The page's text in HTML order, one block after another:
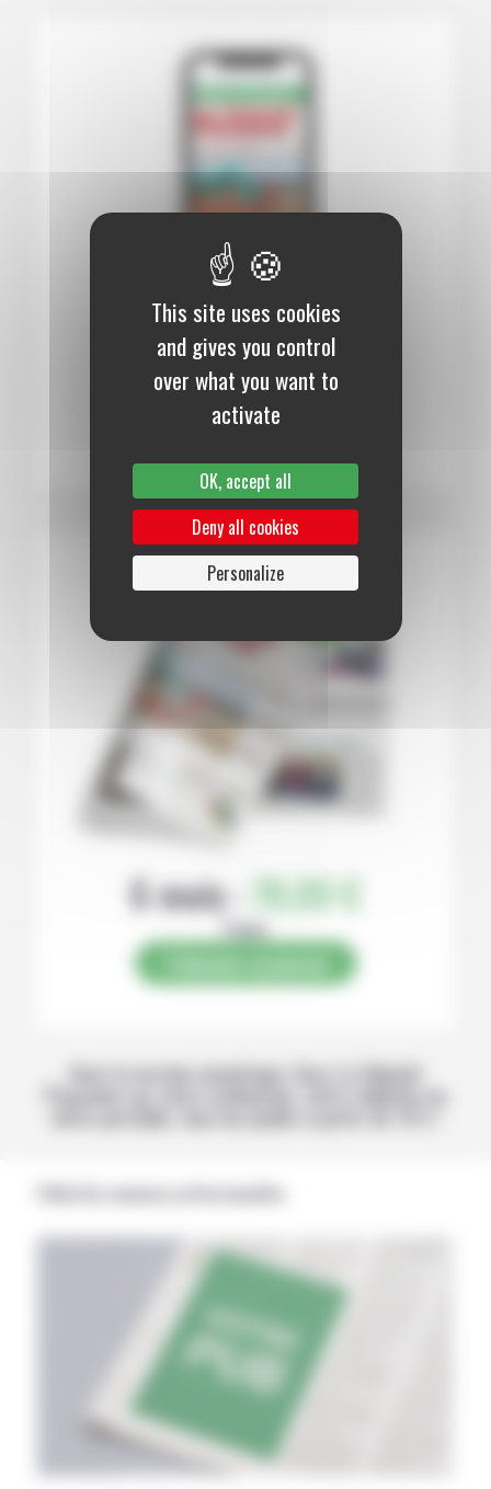
12 mois :99,00 €
Numérique
S’abonner au journal
6 mois : 78,00 €
Papier
Avec la version numérique, lisez La Volonté
Paysanne sur votre ordinateur, votre tablette ou
This site uses cookies
and gives you control
over what you want to
activate
OK, accept all
Deny all cookies
Personalize